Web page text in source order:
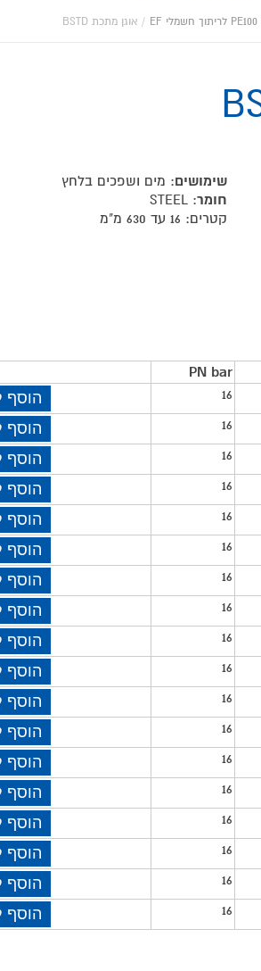
/ אוגן מתכת BSTD
שימושים: מים ושפכים בלחץ
חומר: STEEL
קטרים: 16 עד 630 מ"מ
PN bar
16
הוסף
16
הוסף
16
הוסף
16
הוסף
16
הוסף
16
הוסף
16
הוסף
16
הוסף
16
הוסף
16
הוסף
16
הוסף
16
הוסף
16
הוסף
16
הוסף
16
הוסף
16
הוסף
16
הוסף
16 הוסף